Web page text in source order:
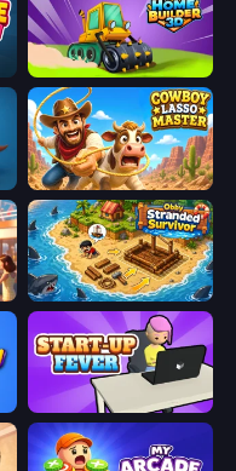
Home Builder 3D
Cowboy Lasso Master
Obby Stranded Survivor
StartUp Fever